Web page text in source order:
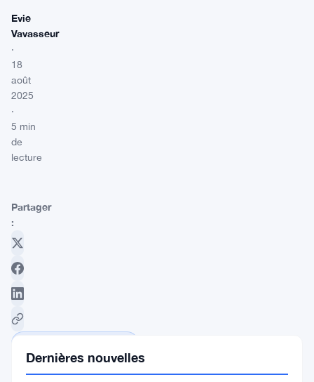
Evie
Vavasseur
·
18
août
2025
·
5 min
de
lecture
Partager
:
Dernières nouvelles